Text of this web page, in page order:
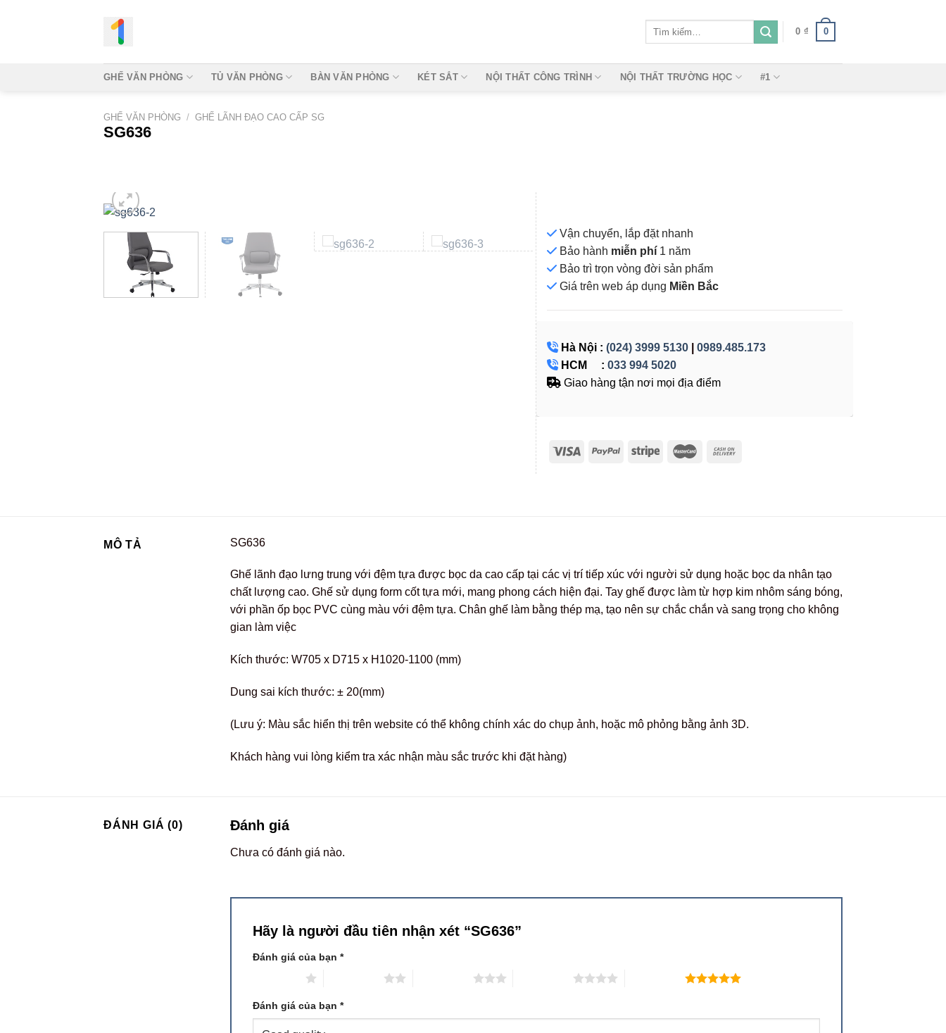
0 ₫ 0
GHẾ VĂN PHÒNG TỦ VĂN PHÒNG BÀN VĂN PHÒNG KÉT SẮT NỘI THẤT CÔNG TRÌNH NỘI THẤT TRƯỜNG HỌC #1
GHẾ VĂN PHÒNG / GHẾ LÃNH ĐẠO CAO CẤP SG
SG636
Vận chuyển, lắp đặt nhanh
Bảo hành miễn phí 1 năm
Bảo trì trọn vòng đời sản phẩm
Giá trên web áp dụng Miền Bắc
Hà Nội : (024) 3999 5130
0989.485.173
HCM : 033 994 5020
Giao hàng tận nơi mọi địa điểm
MÔ TẢ SG636
Ghế lãnh đạo lưng trung với đệm tựa được bọc da cao cấp tại các vị trí tiếp xúc với người sử dụng hoặc bọc da nhân tạo
chất lượng cao. Ghế sử dụng form cốt tựa mới, mang phong cách hiện đại. Tay ghế được làm từ hợp kim nhôm sáng bóng,
với phần ốp bọc PVC cùng màu với đệm tựa. Chân ghế làm bằng thép mạ, tạo nên sự chắc chắn và sang trọng cho không
gian làm việc
Kích thước: W705 x D715 x H1020-1100 (mm)
Dung sai kích thước: ± 20(mm)
(Lưu ý: Màu sắc hiển thị trên website có thể không chính xác do chụp ảnh, hoặc mô phỏng bằng ảnh 3D.
Khách hàng vui lòng kiểm tra xác nhận màu sắc trước khi đặt hàng)
ĐÁNH GIÁ (0) Đánh giá
Chưa có đánh giá nào.
Hãy là người đầu tiên nhận xét “SG636”
Đánh giá của bạn *
5 trên 5 sao
Đánh giá của bạn *